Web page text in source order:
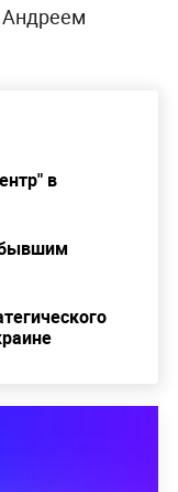
Андреем
в
бывшим